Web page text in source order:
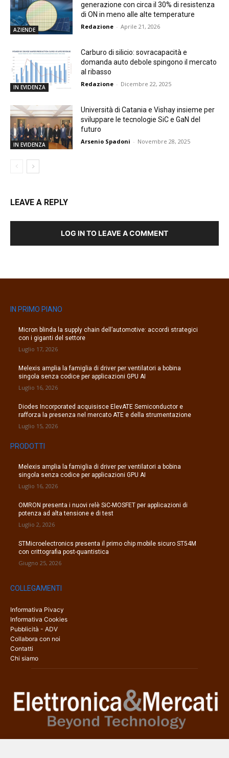
AZIENDE
generazione con circa il 30% di resistenza
di ON in meno alle alte temperature
Redazione - Aprile 21, 2026
IN EVIDENZA
Carburo di silicio: sovracapacità e
domanda auto debole spingono il mercato
al ribasso
Redazione - Dicembre 22, 2025
IN EVIDENZA
Università di Catania e Vishay insieme per
sviluppare le tecnologie SiC e GaN del
futuro
Arsenio Spadoni - Novembre 28, 2025
LEAVE A REPLY
LOG IN TO LEAVE A COMMENT
IN PRIMO PIANO
Micron blinda la supply chain dell’automotive: accordi strategici
con i giganti del settore
Luglio 17, 2026
Melexis amplia la famiglia di driver per ventilatori a bobina
singola senza codice per applicazioni GPU AI
Luglio 16, 2026
Diodes Incorporated acquisisce ElevATE Semiconductor e
rafforza la presenza nel mercato ATE e della strumentazione
Luglio 15, 2026
PRODOTTI
Melexis amplia la famiglia di driver per ventilatori a bobina
singola senza codice per applicazioni GPU AI
Luglio 16, 2026
OMRON presenta i nuovi relè SiC-MOSFET per applicazioni di
potenza ad alta tensione e di test
Luglio 2, 2026
STMicroelectronics presenta il primo chip mobile sicuro ST54M
con crittografia post-quantistica
Giugno 25, 2026
COLLEGAMENTI
Informativa Pivacy
Informativa Cookies
Pubblicità - ADV
Collabora con noi
Contatti
Chi siamo